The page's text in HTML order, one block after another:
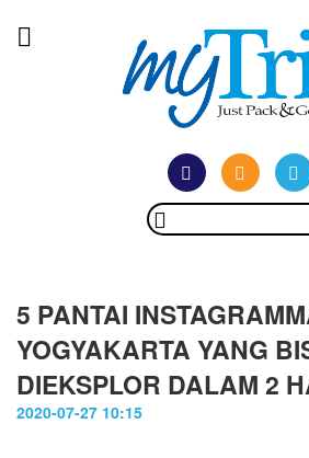
5 PANTAI
YOGYAKARTA YANG
DIEKSPLOR DALAM 2
2020-07-27 10:15